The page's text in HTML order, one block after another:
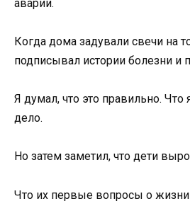
аварии.
Когда дома задували свечи на
подписывал истории болезни и
Я думал, что это правильно.
дело.
Но затем заметил, что дети
Что их первые вопросы о жизни